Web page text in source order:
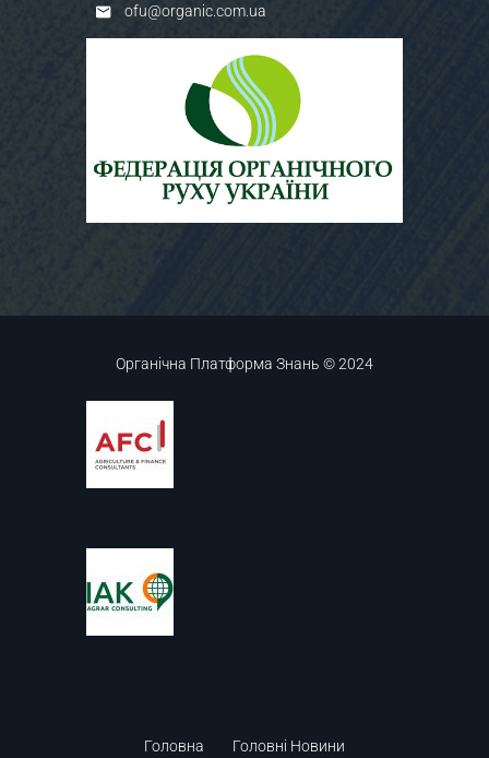
ofu@organic.com.ua
Органічна Платформа Знань © 2024
Головна Головні Новини